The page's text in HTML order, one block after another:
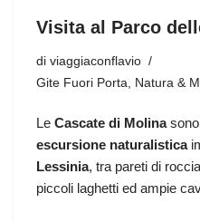
Visita al Parco
di viaggiaconflavio
Gite Fuori Porta, Natura &
Le Cascate di Molinasono
escursione naturalistica
Lessinia, tra pareti di
piccoli laghetti ed ampie